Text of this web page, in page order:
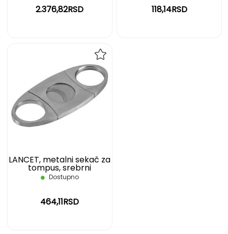
2.376,82RSD 118,14RSD
LANCET, metalni sekač za
tompus, srebrni
Dostupno
464,11RSD
DODAJ
NA